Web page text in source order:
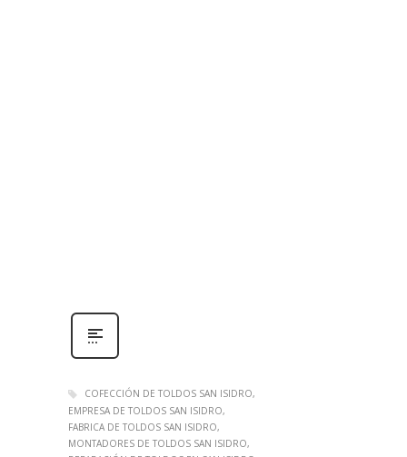
COFECCIÓN DE TOLDOS SAN ISIDRO
EMPRESA DE TOLDOS SAN ISIDRO
FABRICA DE TOLDOS SAN ISIDRO
MONTADORES DE TOLDOS SAN ISIDRO